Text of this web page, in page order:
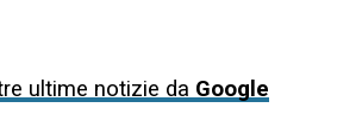
ultime notizie da Google